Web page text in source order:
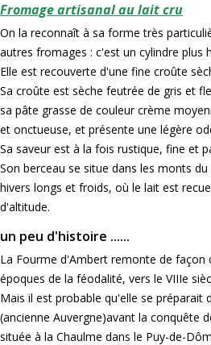
Fromage artisanal au lait cru
On la reconnaît à sa forme très
autres fromages : c'est un cylindre plus
Elle est recouverte d'une fine croûte
Sa croûte est sèche feutrée de gris et
sa pâte grasse de couleur crème
et onctueuse, et présente une légère
Sa saveur est à la fois rustique, fine et
Son berceau se situe dans les monts
hivers longs et froids, où le lait est
d'altitude.
un peu d'histoire ......
La Fourme d'Ambert remonte de façon
époques de la féodalité, vers le VIIIe
Mais il est probable qu'elle se préparait
(ancienne Auvergne)avant la conquête
située à la Chaulme dans le Puy-de-